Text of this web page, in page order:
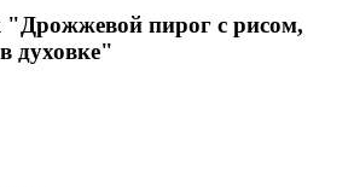
"Дрожжевой пирог с рисом,
духовке"